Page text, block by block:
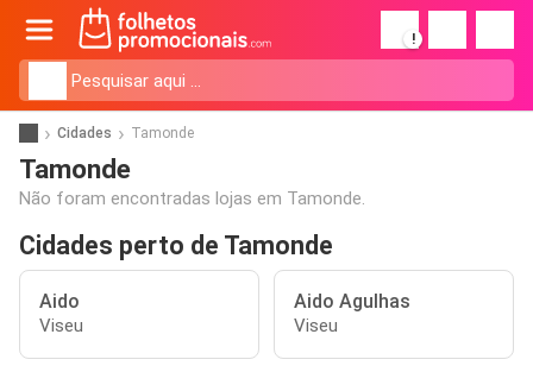
!
Cidades Tamonde
Tamonde
Não foram encontradas lojas em Tamonde.
Cidades perto de Tamonde
Aido
Viseu
Aido Agulhas
Viseu